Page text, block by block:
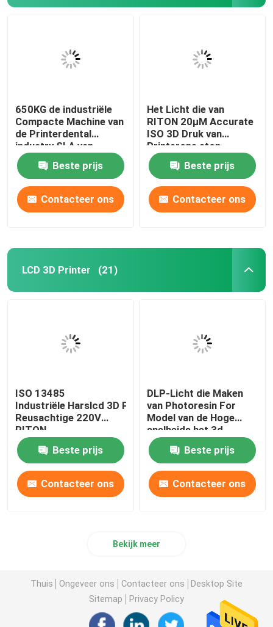
650KG de industriële
Compacte Machine van
de Printerdental
industry SLA van
DLMS 3D
Beste prijs
Contacteer ons
Het Licht die van
RITON 20μM Accurate
ISO 3D Druk van
Printerone stop
denture genezen
Beste prijs
Contacteer ons
LCD 3D Printer (21)
ISO 13485
Industriële Harslcd 3D Printer Automatische
Reusachtige 220V
RITON
Beste prijs
Contacteer ons
DLP-Licht die Maken
van Photoresin For
Model van de Hoge
snelheids het 3d
Printer genezen
Beste prijs
Contacteer ons
Bekijk meer
Thuis Ongeveer ons Contacteer ons
Desktop Site
Sitemap
Privacy Policy